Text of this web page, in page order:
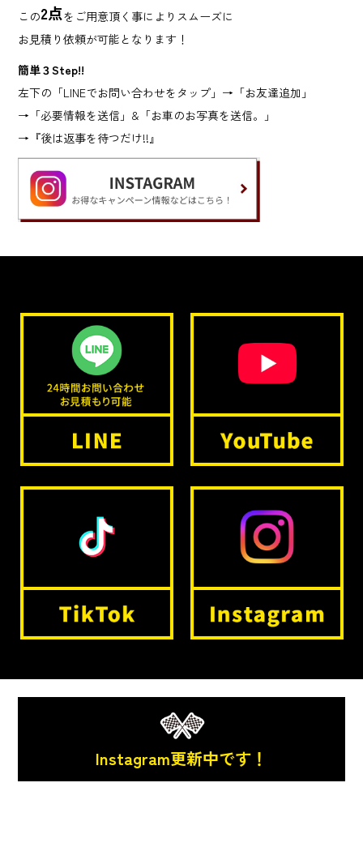
この2点をご用意頂く事によりスムーズに
お見積り依頼が可能となります！
簡単３Step!!
左下の「LINEでお問い合わせをタップ」→「お友達追加」
→「必要情報を送信」&「お車のお写真を送信。」
→『後は返事を待つだけ!!』
Instagram更新中です！